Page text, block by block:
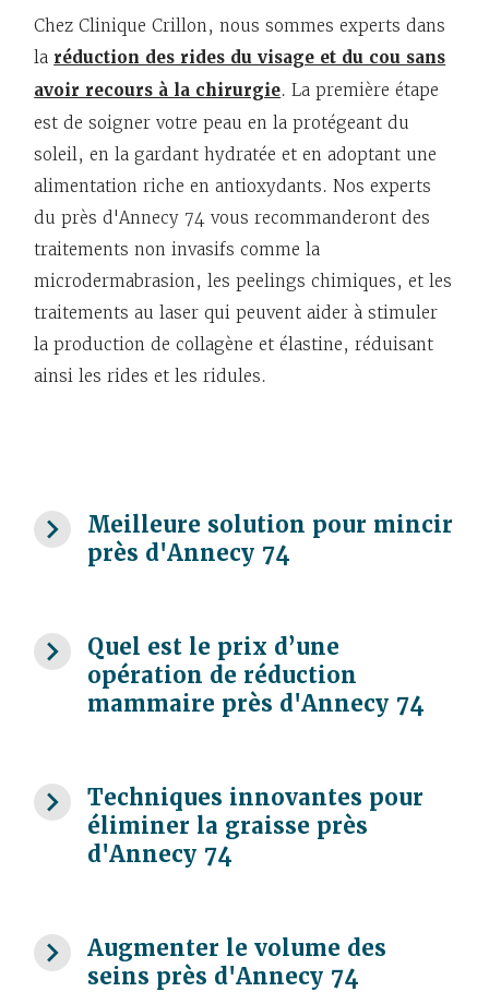
Chez Clinique Crillon, nous sommes experts dans
la réduction des rides du visage et du cou sans
avoir recours à la chirurgie. La première étape
est de soigner votre peau en la protégeant du
soleil, en la gardant hydratée et en adoptant une
alimentation riche en antioxydants. Nos experts
du près d'Annecy 74 vous recommanderont des
traitements non invasifs comme la
microdermabrasion, les peelings chimiques, et les
traitements au laser qui peuvent aider à stimuler
la production de collagène et élastine, réduisant
ainsi les rides et les ridules.
navigate_next
Meilleure solution pour mincir
près d'Annecy 74
navigate_next
Quel est le prix d’une
opération de réduction
mammaire près d'Annecy 74
navigate_next Techniques innovantes pour
éliminer la graisse près
d'Annecy 74
navigate_next Augmenter le volume des
seins près d'Annecy 74